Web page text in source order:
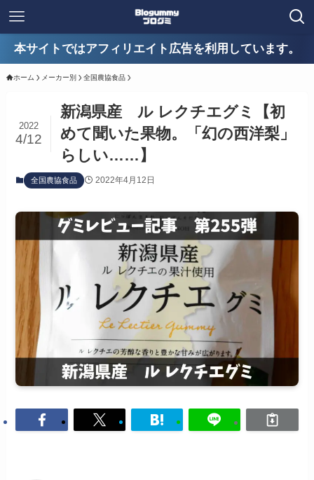
本サイトではアフィリエイト広告を利用しています。
ホーム メーカー別 全国農協食品
新潟県産 ル レクチエグミ【初
めて聞いた果物。「幻の西洋梨」
らしい……】
2022
4/12
全国農協食品 2022年4月12日